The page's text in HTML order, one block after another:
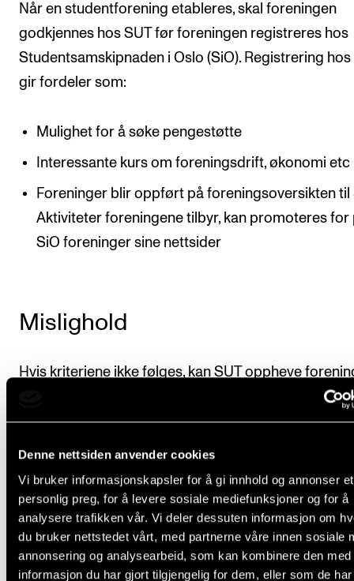
Denne nettsiden anvender cookies
Vi bruker informasjonskapsler for å gi innhold og annonser et
personlig preg, for å levere sosiale mediefunksjoner og for å
analysere trafikken vår. Vi deler dessuten informasjon om
du bruker nettstedet vårt, med partnerne våre innen sosiale
annonsering og analysearbeid, som kan kombinere den med
informasjon du har gjort tilgjengelig for dem, eller som de
Når en studentforening etableres, skal foreningen
godkjennes hos SUT før foreningen registreres hos
Studentsamskipnaden i Oslo (SiO). Registrering hos
gir fordeler som:
Mulighet for å søke pengestøtte
Interessante kurs om foreningsdrift, økonomi etc
Foreninger blir oppført på foreningsoversikten til
Aktiviteter foreningene tilbyr, kan promoteres for
SiO foreninger sine nettsider
Mislighold
Hvis kriteriene ikke følges, kan SUT oppheve
Avvikling
Ved avvikling skal eventuelt overskudd overføres til
ideell organisasjon i tråd med foreningens
ikke skal det overføres til SUT.